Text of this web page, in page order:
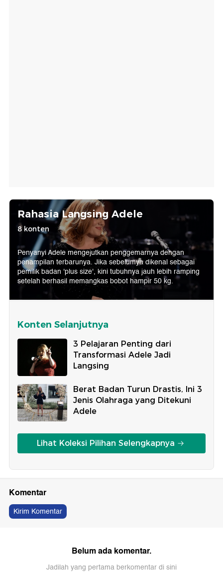
Rahasia Langsing Adele
8 konten
Penyanyi Adele mengejutkan penggemarnya dengan
penampilan terbarunya. Jika sebelumya dikenal sebagai
pemilik badan 'plus size', kini tubuhnya jauh lebih ramping
setelah berhasil memangkas bobot hampir 50 kg.
Konten Selanjutnya
3 Pelajaran Penting dari
Transformasi Adele Jadi
Langsing
Berat Badan Turun Drastis, Ini 3
Jenis Olahraga yang Ditekuni
Adele
Lihat Koleksi Pilihan Selengkapnya
Komentar
Kirim Komentar
Belum ada komentar.
Jadilah yang pertama berkomentar di sini